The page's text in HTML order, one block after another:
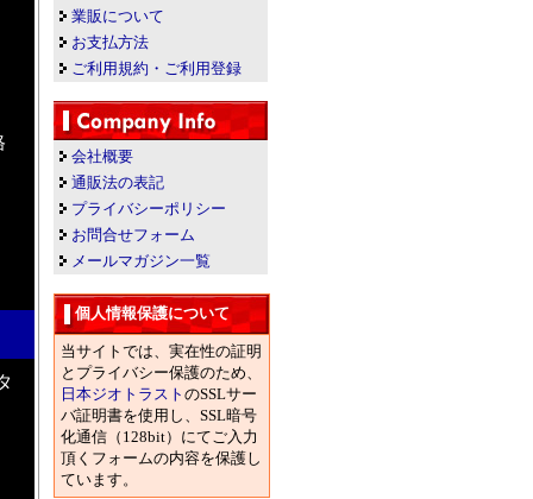
業販について
お支払方法
ご利用規約・ご利用登録
会社概要
通販法の表記
プライバシーポリシー
お問合せフォーム
メールマガジン一覧
個人情報保護について
当サイトでは、実在性の証明
とプライバシー保護のため、
日本ジオトラスト のSSLサー
バ証明書を使用し、SSL暗号
化通信（128bit）にてご入力
頂くフォームの内容を保護し
ています。